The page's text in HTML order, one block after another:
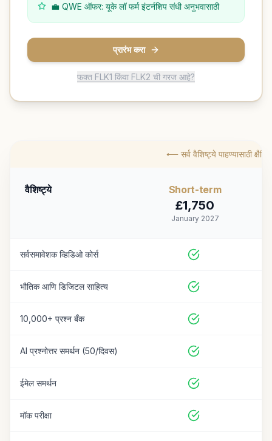
💼 QWE ऑफर: यूके लॉ फर्म इंटर्नशिप संधी अनुभवासाठी
प्रारंभ करा
फक्त FLK1 किंवा FLK2 ची गरज आहे?
⟵ सर्व वैशिष्ट्ये पाहण्यासाठी
वैशिष्ट्ये Short-term
£1,750
January 2027
सर्वसमावेशक व्हिडिओ कोर्स
भौतिक आणि डिजिटल साहित्य
10,000+ प्रश्न बँक
AI प्रश्नोत्तर समर्थन (50/दिवस)
ईमेल समर्थन
मॉक परीक्षा